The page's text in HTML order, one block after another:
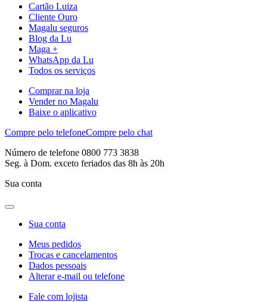
Cartão Luiza
Cliente Ouro
Magalu seguros
Blog da Lu
Maga +
WhatsApp da Lu
Todos os serviços
Comprar na loja
Vender no Magalu
Baixe o aplicativo
Compre pelo telefoneCompre pelo chat
Número de telefone 0800 773 3838
Seg. à Dom. exceto feriados das 8h às 20h
Sua conta
Sua conta
Meus pedidos
Trocas e cancelamentos
Dados pessoais
Alterar e-mail ou telefone
Fale com lojista